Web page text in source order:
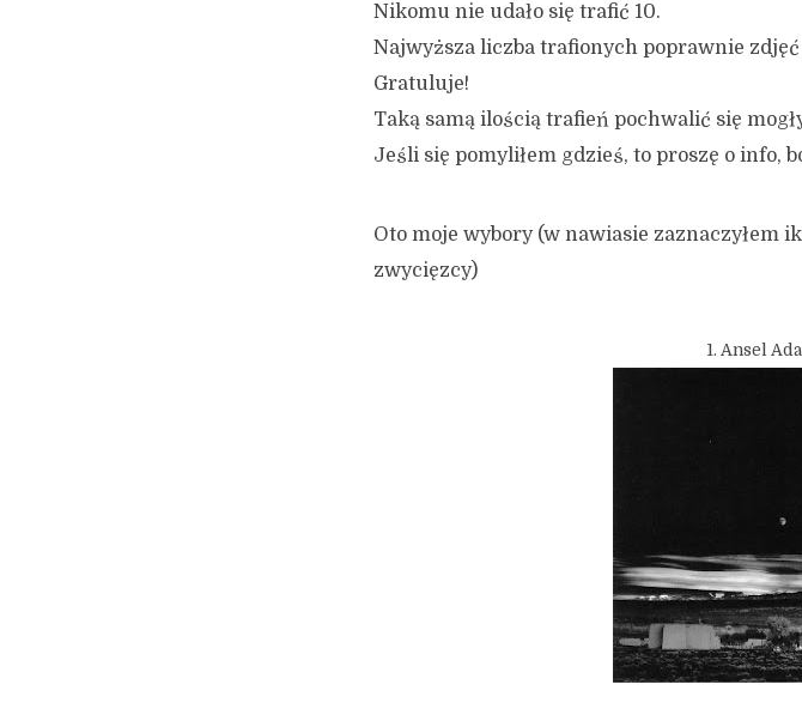
Nikomu nie udało się trafić 10.
Najwyższa liczba trafionych poprawnie
Gratuluje!
Taką samą ilością trafień pochwalić się
Jeśli się pomyliłem gdzieś, to proszę o info,
Oto moje wybory (w nawiasie zaznaczyłem
zwycięzcy)
1. Ansel